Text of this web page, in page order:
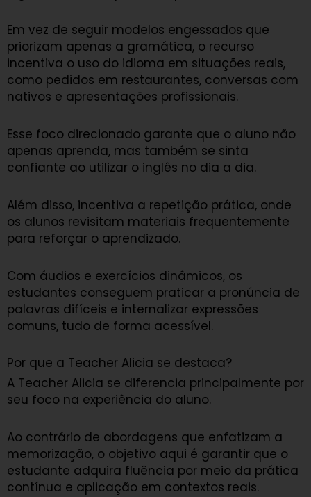
Em vez de seguir modelos engessados que
priorizam apenas a gramática, o recurso
incentiva o uso do idioma em situações reais,
como pedidos em restaurantes, conversas com
nativos e apresentações profissionais.
Esse foco direcionado garante que o aluno não
apenas aprenda, mas também se sinta
confiante ao utilizar o inglês no dia a dia.
Além disso, incentiva a repetição prática, onde
os alunos revisitam materiais frequentemente
para reforçar o aprendizado.
Com áudios e exercícios dinâmicos, os
estudantes conseguem praticar a pronúncia de
palavras difíceis e internalizar expressões
comuns, tudo de forma acessível.
Por que a Teacher Alicia se destaca?
A Teacher Alicia se diferencia principalmente por
seu foco na experiência do aluno.
Ao contrário de abordagens que enfatizam a
memorização, o objetivo aqui é garantir que o
estudante adquira fluência por meio da prática
contínua e aplicação em contextos reais.